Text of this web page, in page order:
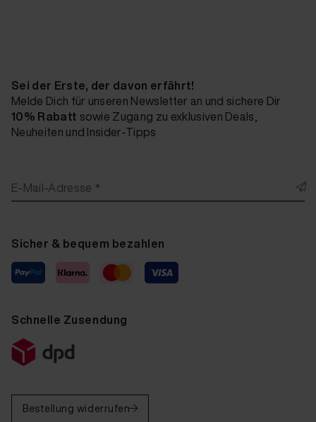
Sei der Erste, der davon erfährt!
Melde Dich für unseren Newsletter an und sichere Dir
10% Rabatt sowie Zugang zu exklusiven Deals,
Neuheiten und Insider-Tipps
E-Mail-Adresse *
Sicher & bequem bezahlen
Schnelle Zusendung
Bestellung widerrufen